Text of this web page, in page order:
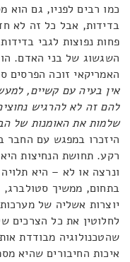
כמו רבים לפניו, גם הוא
בדידות, אבל כל זה לא
פחות נפוצות לגבי
השגשוג של בני האדם.
האמריקאי זוכה הפרסים
אין בעיה עם קשיים,
להם זה לא להרגיש
שלמות את האומנות של
היזכרו במפגש עם החבר
רקע. תחושת הנחיצות
ונרצה או לא – היא
בתחום, ממשיך סטולברג,
יוצרות אשליה של
לחלוטין את כל הצרכים
שהטכנולוגיה מבודדת
איכות החיבורים שהיא